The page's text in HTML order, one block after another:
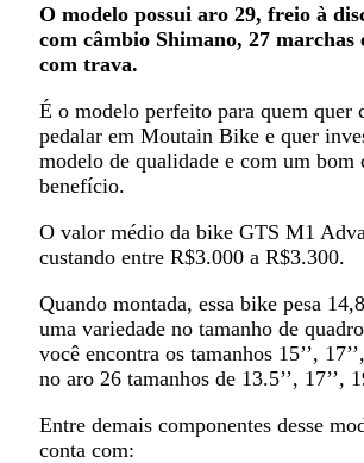
O modelo possui aro 29, freio à
com câmbio Shimano, 27 marchas
com trava.
É o modelo perfeito para quem quer
pedalar em Moutain Bike e quer
modelo de qualidade e com um bom
benefício.
O valor médio da bike GTS M1
custando entre R$3.000 a R$3.300.
Quando montada, essa bike pesa
uma variedade no tamanho de
você encontra os tamanhos 15’’,
no aro 26 tamanhos de 13.5’’, 17’’,
Entre demais componentes desse
conta com: